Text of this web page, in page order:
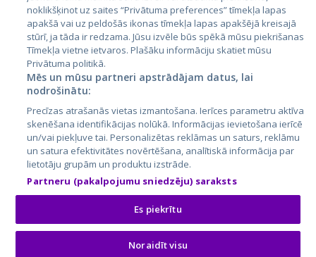
City24.lv
City24.ee
GetaPro.lv
GetaPro.ee
Skelbiu.lt
Autoplius.lt
Aruodas.lt
Kainos.lt
Paslaugos.lt
auto24.ee
KV.ee
Osta.ee
KuldneBörs.ee
noklikšķinot uz saites “Privātuma preferences” tīmekļa lapas
apakšā vai uz peldošās ikonas tīmekļa lapas apakšējā kreisajā
stūrī, ja tāda ir redzama. Jūsu izvēle būs spēkā mūsu piekrišanas
Tīmekļa vietne ietvaros. Plašāku informāciju skatiet mūsu
Privātuma politikā.
Mēs un mūsu partneri apstrādājam datus, lai
nodrošinātu:
Precīzas atrašanās vietas izmantošana. Ierīces parametru aktīva
skenēšana identifikācijas nolūkā. Informācijas ievietošana ierīcē
un/vai piekļuve tai. Personalizētas reklāmas un saturs, reklāmu
un satura efektivitātes novērtēšana, analītiskā informācija par
lietotāju grupām un produktu izstrāde.
Partneru (pakalpojumu sniedzēju) saraksts
Es piekrītu
Noraidīt visu